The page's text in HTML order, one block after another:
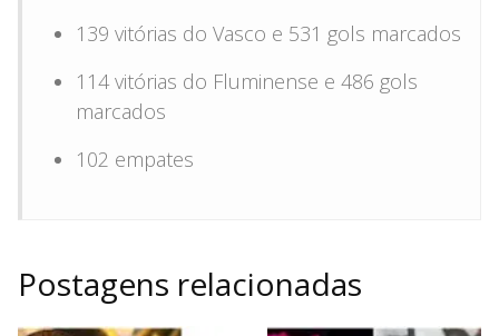
139 vitórias do Vasco e 531 gols marcados
114 vitórias do Fluminense e 486 gols
marcados
102 empates
Postagens relacionadas